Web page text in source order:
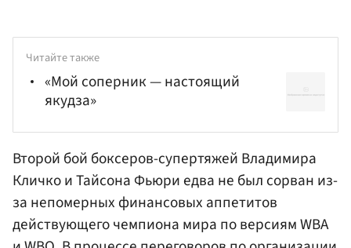
Читайте также
«Мой соперник — настоящий
якудза»
Второй бой боксеров-супертяжей Владимира
Кличкои Тайсона Фьюри едва не был сорван из-
за непомерных финансовых аппетитов
действующего чемпиона мира по версиям WBA